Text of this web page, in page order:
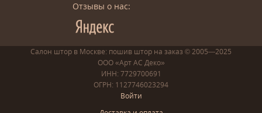
Отзывы о нас:
Салон штор в Москве: пошив штор на заказ © 2005—2025
ООО «Арт АС Деко»
ИНН: 7729700691
ОГРН: 1127746023294
Войти